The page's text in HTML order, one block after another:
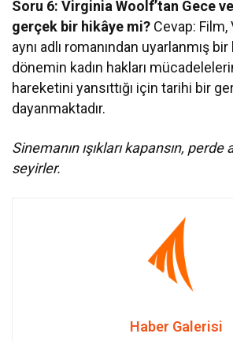
Soru 6: Virginia Woolf’tan Gece
gerçek bir hikâye mi? Cevap: Film,
aynı adlı romanından uyarlanmış
dönemin kadın hakları
hareketini yansıttığı için tarihi bir
dayanmaktadır.
Sinemanın ışıkları kapansın, perde
seyirler.
Haber Galerisi